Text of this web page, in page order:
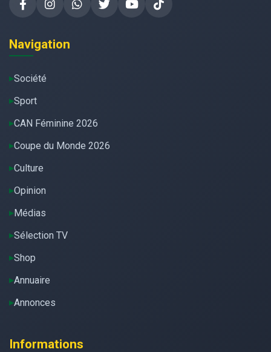
Navigation
Société
Sport
CAN Féminine 2026
Coupe du Monde 2026
Culture
Opinion
Médias
Sélection TV
Shop
Annuaire
Annonces
Informations